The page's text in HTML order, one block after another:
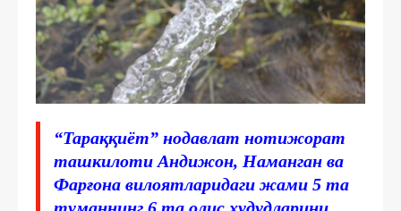
“Тараққиёт” нодавлат нотижорат
ташкилоти Андижон, Наманган ва
Фарғона вилоятларидаги жами 5 та